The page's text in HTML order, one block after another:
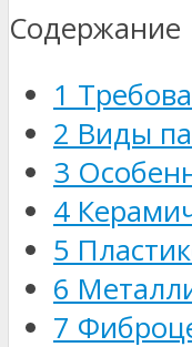
Содержание
1
2 Виды
3
4
5
6
7